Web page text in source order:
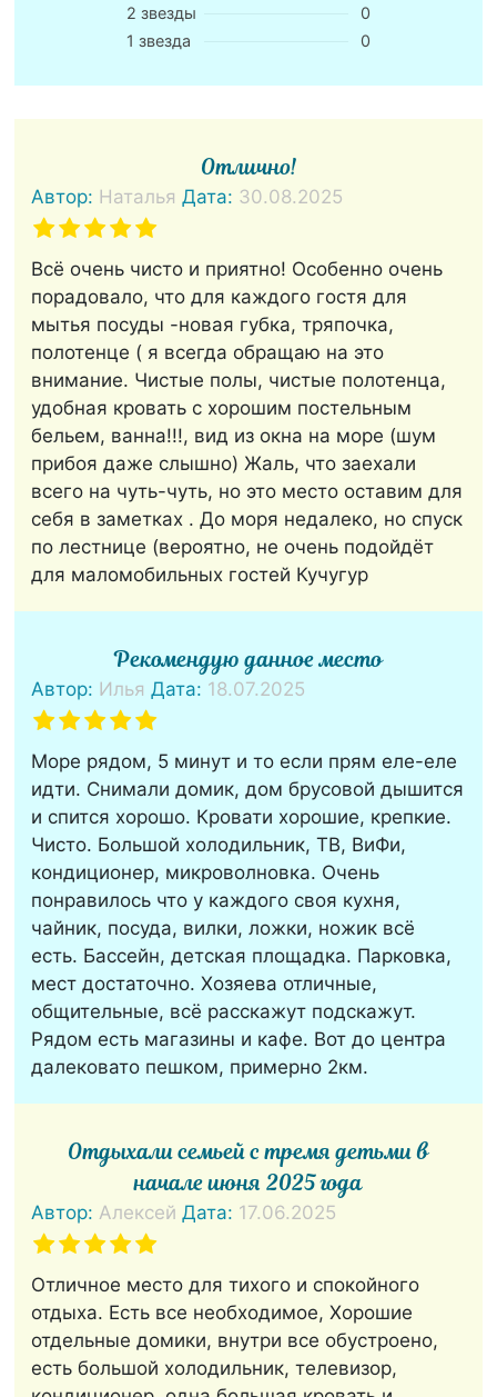
2 звезды
0
1 звезда
0
Отлично!
Автор: Наталья Дата: 30.08.2025
Всё очень чисто и приятно! Особенно очень
порадовало, что для каждого гостя для
мытья посуды -новая губка, тряпочка,
полотенце ( я всегда обращаю на это
внимание. Чистые полы, чистые полотенца,
удобная кровать с хорошим постельным
бельем, ванна!!!, вид из окна на море (шум
прибоя даже слышно) Жаль, что заехали
всего на чуть-чуть, но это место оставим для
себя в заметках . До моря недалеко, но спуск
по лестнице (вероятно, не очень подойдёт
для маломобильных гостей Кучугур
Рекомендую данное место
Автор: Илья Дата: 18.07.2025
Море рядом, 5 минут и то если прям еле-еле
идти. Снимали домик, дом брусовой дышится
и спится хорошо. Кровати хорошие, крепкие.
Чисто. Большой холодильник, ТВ, ВиФи,
кондиционер, микроволновка. Очень
понравилось что у каждого своя кухня,
чайник, посуда, вилки, ложки, ножик всё
есть. Бассейн, детская площадка. Парковка,
мест достаточно. Хозяева отличные,
общительные, всё расскажут подскажут.
Рядом есть магазины и кафе. Вот до центра
далековато пешком, примерно 2км.
Отдыхали семьей с тремя детьми в
начале июня 2025 года
Автор:Алексей Дата: 17.06.2025
Отличное место для тихого и спокойного
отдыха. Есть все необходимое, Хорошие
отдельные домики, внутри все обустроено,
есть большой холодильник, телевизор,